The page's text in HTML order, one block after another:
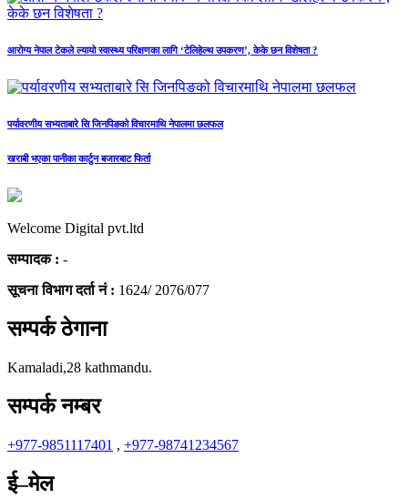
आरोग्य नेपाल टेकले ल्यायो स्वास्थ्य परिक्षणका लागि ‘टेलिहेल्थ उपकरण’, केके छन विशेषता ?
पर्यावरणीय सभ्यताबारे सि जिनपिङको विचारमाथि नेपालमा छलफल
खराबी भएका पानीका कार्टुन बजारबाट फिर्ता
Welcome Digital pvt.ltd
सम्पादक : -
सूचना विभाग दर्ता नं : 1624/ 2076/077
सम्पर्क ठेगाना
Kamaladi,28 kathmandu.
सम्पर्क नम्बर
+977-9851117401 , +977-98741234567
ई–मेल